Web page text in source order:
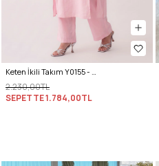
Keten İkili Takım Y0155 - AÇIK PEMBE
2.230,00TL
SEPETTE1.784,00TL